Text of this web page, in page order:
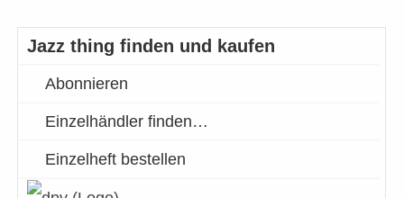
Jazz thing finden und kaufen
Abonnieren
Einzelhändler finden…
Einzelheft bestellen